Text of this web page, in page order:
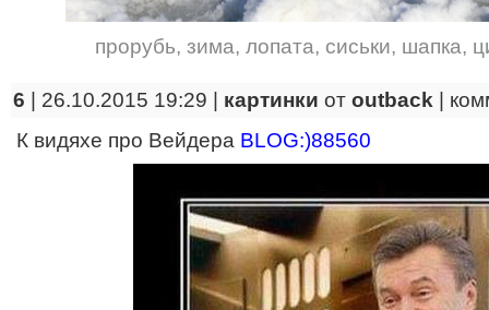
прорубь, зима, лопата, сиськи, шапка,
6 | 26.10.2015 19:29 | картинки от outback
К видяхе про Вейдера BLOG:)88560